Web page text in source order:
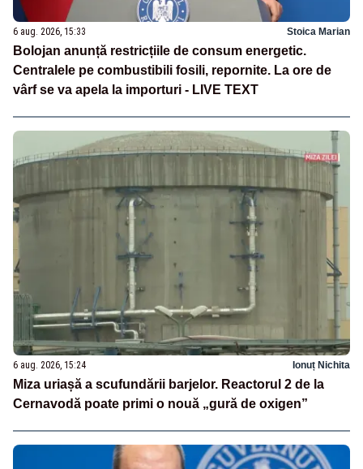
6 aug. 2026, 15:33 Stoica Marian
Bolojan anunță restricțiile de consum energetic.
Centralele pe combustibili fosili, repornite. La ore de
vârf se va apela la importuri - LIVE TEXT
6 aug. 2026, 15:24 Ionuț Nichita
Miza uriașă a scufundării barjelor. Reactorul 2 de la
Cernavodă poate primi o nouă „gură de oxigen”